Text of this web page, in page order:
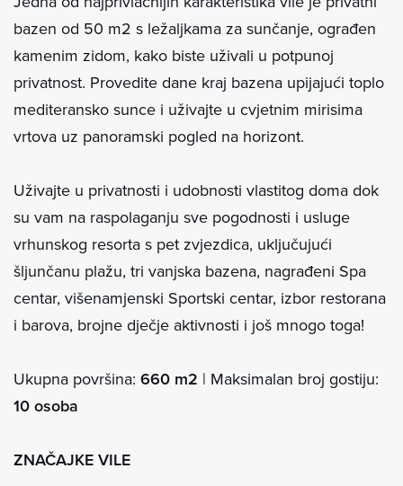
bazen od 50 m2 s ležaljkama za sunčanje, ograđen
kamenim zidom, kako biste uživali u potpunoj
privatnost. Provedite dane kraj bazena upijajući toplo
mediteransko sunce i uživajte u cvjetnim mirisima
vrtova uz panoramski pogled na horizont.
Uživajte u privatnosti i udobnosti vlastitog doma dok
su vam na raspolaganju sve pogodnosti i usluge
vrhunskog resorta s pet zvjezdica, uključujući
šljunčanu plažu, tri vanjska bazena, nagrađeni Spa
centar, višenamjenski Sportski centar, izbor restorana
i barova, brojne dječje aktivnosti i još mnogo toga!
Ukupna površina: 660 m2 | Maksimalan broj gostiju:
10 osoba
ZNAČAJKE VILE